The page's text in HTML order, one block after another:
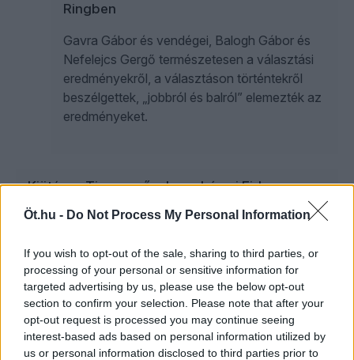
Öt.hu - Do Not Process My Personal Information
If you wish to opt-out of the sale, sharing to third parties, or
processing of your personal or sensitive information for
targeted advertising by us, please use the below opt-out
section to confirm your selection. Please note that after your
opt-out request is processed you may continue seeing
interest-based ads based on personal information utilized by
us or personal information disclosed to third parties prior to
Ringben
Gavra Gábor és vendégei, Balogh Gábor és
Nefelejcs Gergő természetesen a választási
eredményekről, a választáson történtekről
beszélgettek, „jobbról és balról” elemezték az
eredményeket.
Kiütéses Tisza-győzelem, drámai Fidesz-
vereség, hárompárti Parlament | Balogh &
Nefelejcs a Ringben
Furcsa dologra derült fény – ezért vesztett a
Fidesz? | Gavra & Kóczián